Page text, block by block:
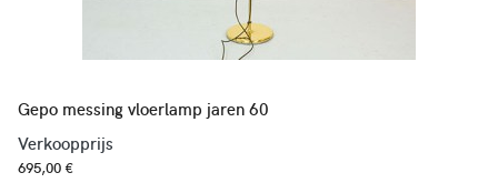
Gepo messing vloerlamp jaren 60
Verkoopprijs
695,00 €